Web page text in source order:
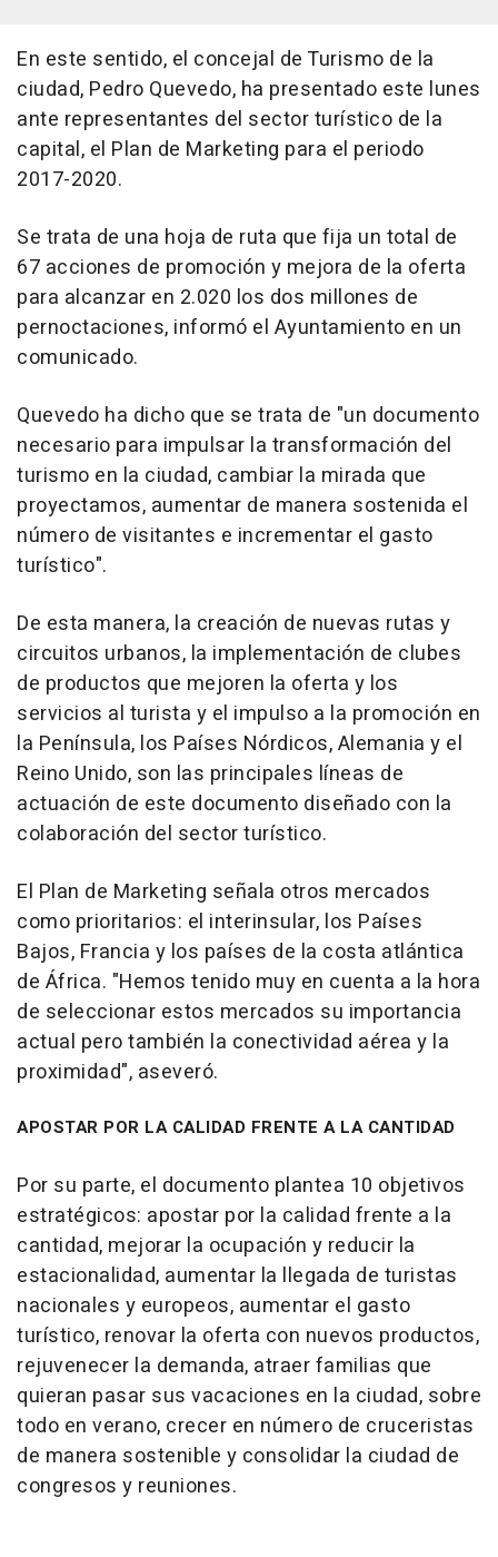
En este sentido, el concejal de Turismo de la
ciudad, Pedro Quevedo, ha presentado este lunes
ante representantes del sector turístico de la
capital, el Plan de Marketing para el periodo
2017-2020.
Se trata de una hoja de ruta que fija un total de
67 acciones de promoción y mejora de la oferta
para alcanzar en 2.020 los dos millones de
pernoctaciones, informó el Ayuntamiento en un
comunicado.
Quevedo ha dicho que se trata de "un documento
necesario para impulsar la transformación del
turismo en la ciudad, cambiar la mirada que
proyectamos, aumentar de manera sostenida el
número de visitantes e incrementar el gasto
turístico".
De esta manera, la creación de nuevas rutas y
circuitos urbanos, la implementación de clubes
de productos que mejoren la oferta y los
servicios al turista y el impulso a la promoción en
la Península, los Países Nórdicos, Alemania y el
Reino Unido, son las principales líneas de
actuación de este documento diseñado con la
colaboración del sector turístico.
El Plan de Marketing señala otros mercados
como prioritarios: el interinsular, los Países
Bajos, Francia y los países de la costa atlántica
de África. "Hemos tenido muy en cuenta a la hora
de seleccionar estos mercados su importancia
actual pero también la conectividad aérea y la
proximidad", aseveró.
APOSTAR POR LA CALIDAD FRENTE A LA CANTIDAD
Por su parte, el documento plantea 10 objetivos
estratégicos: apostar por la calidad frente a la
cantidad, mejorar la ocupación y reducir la
estacionalidad, aumentar la llegada de turistas
nacionales y europeos, aumentar el gasto
turístico, renovar la oferta con nuevos productos,
rejuvenecer la demanda, atraer familias que
quieran pasar sus vacaciones en la ciudad, sobre
todo en verano, crecer en número de cruceristas
de manera sostenible y consolidar la ciudad de
congresos y reuniones.